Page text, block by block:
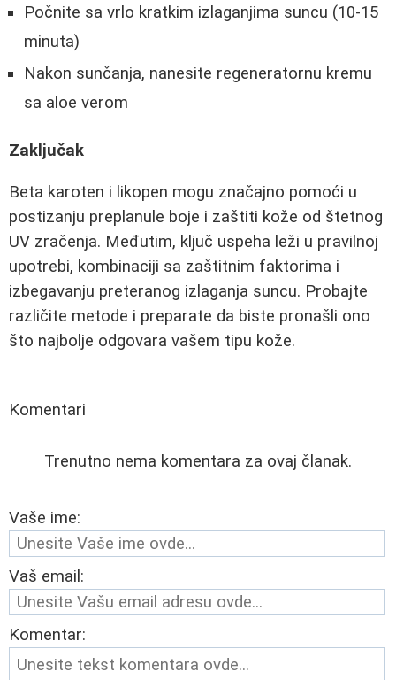
Počnite sa vrlo kratkim izlaganjima suncu (10-15
minuta)
Nakon sunčanja, nanesite regeneratornu kremu
sa aloe verom
Zaključak
Beta karoten i likopen mogu značajno pomoći u
postizanju preplanule boje i zaštiti kože od štetnog
UV zračenja. Međutim, ključ uspeha leži u pravilnoj
upotrebi, kombinaciji sa zaštitnim faktorima i
izbegavanju preteranog izlaganja suncu. Probajte
različite metode i preparate da biste pronašli ono
što najbolje odgovara vašem tipu kože.
Komentari
Trenutno nema komentara za ovaj članak.
Vaše ime:
Vaš email:
Komentar: